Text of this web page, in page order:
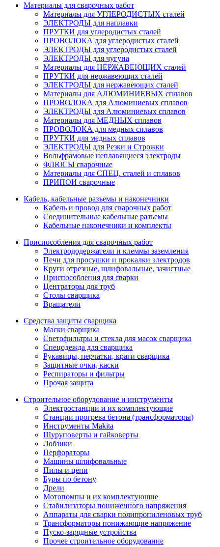
Материалы для сварочных работ
Материалы для УГЛЕРОДИСТЫХ сталей
ЭЛЕКТРОДЫ для наплавки
ПРУТКИ для углеродистых сталей
ПРОВОЛОКА для углеродистых сталей
ЭЛЕКТРОДЫ для углеродистых сталей
ЭЛЕКТРОДЫ для чугуна
Материалы для НЕРЖАВЕЮЩИХ сталей
ПРУТКИ для нержавеющих сталей
ЭЛЕКТРОДЫ для нержавеющих сталей
Материалы для АЛЮМИНИЕВЫХ сплавов
ПРОВОЛОКА для Алюминиевых сплавов
ЭЛЕКТРОДЫ для Алюминиевых сплавов
Материалы для МЕДНЫХ сплавов
ПРОВОЛОКА для медных сплавов
ПРУТКИ для медных сплавов
ЭЛЕКТРОДЫ для Резки и Строжки
Вольфрамовые неплавящиеся электроды
ФЛЮСЫ сварочные
Материалы для СПЕЦ. сталей и сплавов
ПРИПОИ сварочные
Кабель, кабельные разъемы и наконечники
Кабель и провод для сварочных работ
Соединительные кабельные разъемы
Кабельные наконечники и комплекты
Приспособления для сварочных работ
Электрододержатели и клеммы заземления
Печи для просушки и прокалки электродов
Круги отрезные, шлифовальные, зачистные
Приспособления для сварки
Центраторы для труб
Столы сварщика
Вращатели
Средства защиты сварщика
Маски сварщика
Светофильтры и стекла для масок сварщика
Спецодежда для сварщика
Рукавицы, перчатки, краги сварщика
Защитные очки, каски
Респираторы и фильтры
Прочая защита
Строительное оборудование и инструменты
Электростанции и их комплектующие
Станции прогрева бетона (трансформаторы)
Инструменты Makita
Шуруповерты и гайковерты
Лобзики
Перфораторы
Машины шлифовальные
Пилы и цепи
Буры по бетону
Дрели
Мотопомпы и их комплектующие
Стабилизаторы пониженного напряжения
Аппараты для сварки полипропиленовых труб
Трансформаторы понижающие напряжение
Пуско-зарядные устройства
Прочее строительное оборудование